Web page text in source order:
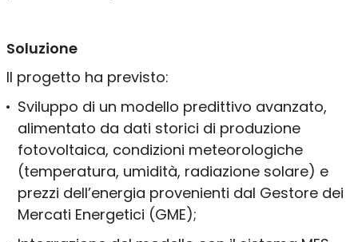
Soluzione
Il progetto ha previsto:
Sviluppo di un modello predittivo avanzato,
alimentato da dati storici di produzione
fotovoltaica, condizioni meteorologiche
(temperatura, umidità, radiazione solare) e
prezzi dell’energia provenienti dal Gestore dei
Mercati Energetici (GME);